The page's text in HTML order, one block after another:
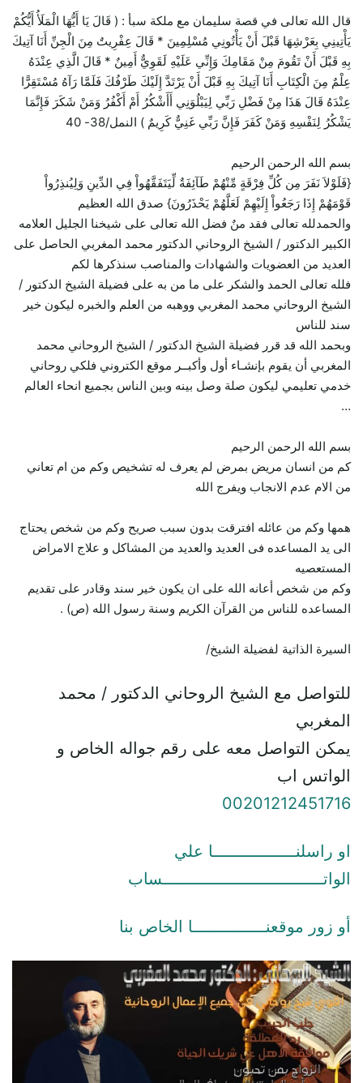
قال الله تعالى في قصة سليمان مع ملكة سبأ : ( قَالَ يَا أَيُّهَا الْمَلَأُ أَيُّكُمْ
يَأْتِينِي بِعَرْشِهَا قَبْلَ أَنْ يَأْتُونِي مُسْلِمِينَ * قَالَ عِفْرِيتٌ مِنَ الْجِنِّ أَنَا آتِيكَ
بِهِ قَبْلَ أَنْ تَقُومَ مِنْ مَقَامِكَ وَإِنِّي عَلَيْهِ لَقَوِيٌّ أَمِينٌ * قَالَ الَّذِي عِنْدَهُ
عِلْمٌ مِنَ الْكِتَابِ أَنَا آتِيكَ بِهِ قَبْلَ أَنْ يَرْتَدَّ إِلَيْكَ طَرْفُكَ فَلَمَّا رَآهُ مُسْتَقِرًّا
عِنْدَهُ قَالَ هَذَا مِنْ فَضْلِ رَبِّي لِيَبْلُوَنِي أَأَشْكُرُ أَمْ أَكْفُرُ وَمَنْ شَكَرَ فَإِنَّمَا
يَشْكُرُ لِنَفْسِهِ وَمَنْ كَفَرَ فَإِنَّ رَبِّي غَنِيٌّ كَرِيمٌ ) النمل/38- 40
بسم الله الرحمن الرحيم
{فَلَوْلاَ نَفَرَ مِن كُلِّ فِرْقَةٍ مِّنْهُمْ طَآئِفَةٌ لِّيَتَفَقَّهُواْ فِي الدِّينِ وَلِيُنذِرُواْ
قَوْمَهُمْ إِذَا رَجَعُواْ إِلَيْهِمْ لَعَلَّهُمْ يَحْذَرُونَ} صدق الله العظيم
والحمدلله تعالى فقد منٌ فضل الله تعالى على شيخنا الجليل العلامه
الكبير الدكتور / الشيخ الروحاني الدكتور محمد المغربي الحاصل على
العديد من العضويات والشهادات والمناصب سنذكرها لكم
فلله تعالى الحمد والشكر على ما من به على فضيلة الشيخ الدكتور /
الشيخ الروحاني محمد المغربي ووهبه من العلم والخبره ليكون خير
سند للناس
وبحمد الله قد قرر فضيلة الشيخ الدكتور / الشيخ الروحاني محمد
المغربي أن يقوم بإنشـاء أول وأكبــر موقع الكتروني فلكي روحاني
خدمي تعليمي ليكون صلة وصل بينه وبين الناس بجميع انحاء العالم
…
بسم الله الرحمن الرحيم
كم من انسان مريض بمرض لم يعرف له تشخيص وكم من ام تعاني
من الام عدم الانجاب ويفرج الله
همها وكم من عائله افترقت بدون سبب صريح وكم من شخص يحتاج
الى يد المساعده فى العديد والعديد من المشاكل و علاج الامراض
المستعصيه
وكم من شخص أعانه الله على ان يكون خير سند وقادر على تقديم
المساعده للناس من القرآن الكريم وسنة رسول الله (ص) .
السيرة الذاتية لفضيلة الشيخ/
للتواصل مع الشيخ الروحاني الدكتور / محمد
المغربي
يمكن التواصل معه على رقم جواله الخاص و
الواتس اب
00201212451716
او راسلنـــــــــــــــــا علي
الواتـــــــــــــــــــــــــــــــــساب
أو زور موقعنـــــــــــــــا الخاص بنا